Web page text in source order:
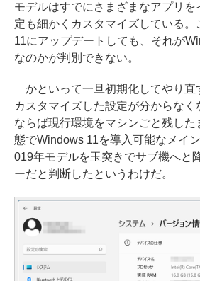
モデルはすでにさまざまなアプリを
定も細かくカスタマイズしている
11にアップデートしても、それが
なのかが判別できない。
かといって一旦初期化してやり直
カスタマイズした設定が分からな
ならば現行環境をマシンごと残した
態でWindows 11を導入可能なメイ
019年モデルを玉突きでサブ機へと
ーだと判断したというわけだ。